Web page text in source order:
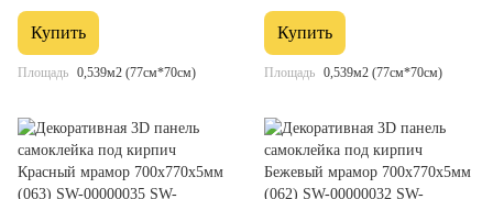
Купить
Площадь 0,539м2 (77см*70см)
Купить
Площадь 0,539м2 (77см*70см)